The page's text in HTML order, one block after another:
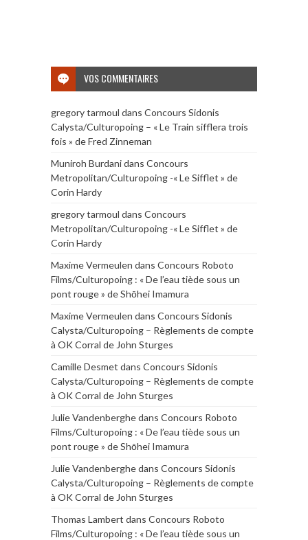
VOS COMMENTAIRES
gregory tarmoul dans Concours Sidonis
Calysta/Culturopoing – « Le Train sifflera trois
fois » de Fred Zinneman
Muniroh Burdanidans Concours
Metropolitan/Culturopoing -« Le Sifflet » de
Corin Hardy
gregory tarmoul dans Concours
Metropolitan/Culturopoing -« Le Sifflet » de
Corin Hardy
Maxime Vermeulen dans Concours Roboto
Films/Culturopoing : « De l’eau tiède sous un
pont rouge » de Shōhei Imamura
Maxime Vermeulen dans Concours Sidonis
Calysta/Culturopoing – Règlements de compte
à OK Corral de John Sturges
Camille Desmet dans Concours Sidonis
Calysta/Culturopoing – Règlements de compte
à OK Corral de John Sturges
Julie Vandenberghedans Concours Roboto
Films/Culturopoing : « De l’eau tiède sous un
pont rouge » de Shōhei Imamura
Julie Vandenberghedans Concours Sidonis
Calysta/Culturopoing – Règlements de compte
à OK Corral de John Sturges
Thomas Lambert dans Concours Roboto
Films/Culturopoing : « De l’eau tiède sous un